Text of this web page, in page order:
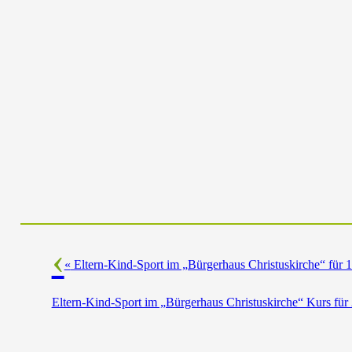
« Eltern-Kind-Sport im „Bürgerhaus Christuskirche“ für
Eltern-Kind-Sport im „Bürgerhaus Christuskirche“ Kurs für